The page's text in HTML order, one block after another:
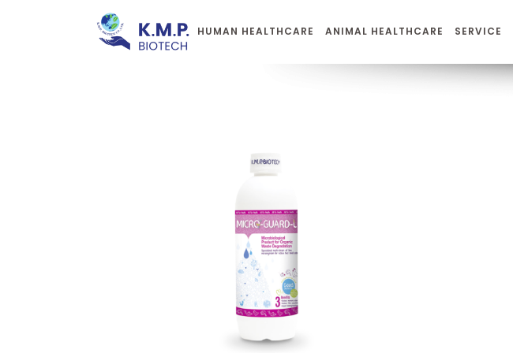
HUMAN HEALTHCARE ANIMAL HEALTHCARE SERVICE